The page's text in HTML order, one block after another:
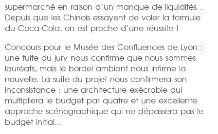
supermarché en raison d’un manque de liquidités…
Depuis que les Chinois essayent de voler la formule
du Coca-Cola, on est proche d’une réussite !
Concours pour le Musée des Confluences de Lyon :
une fuite du jury nous confirme que nous sommes
lauréats, mais le bordel ambiant nous infirme la
nouvelle. La suite du projet nous confirmera son
inconsistance : une architecture exécrable qui
multipliera le budget par quatre et une excellente
approche scénographique qui ne dépassera pas le
budget initial…